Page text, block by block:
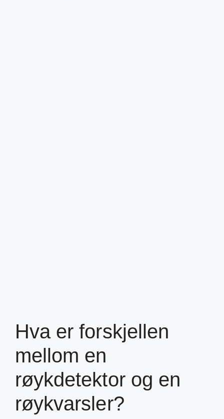
Hva er forskjellen
mellom en
røykdetektor og en
røykvarsler?